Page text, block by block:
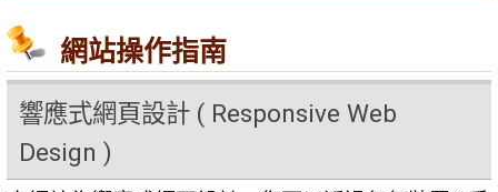
網站操作指南
響應式網頁設計 ( Responsive Web
Design )